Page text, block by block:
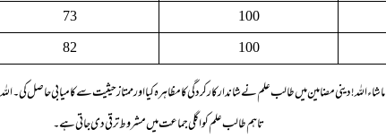
100
73
100
82
ماشاء اللہ !دینی مضامین میں طالب علم نے شاندار کارکردگی کا مظاہرہ کیا اور ممتاز حیثیت سے کامیابی حاصل کی
تاہم طا لب علم کو اگلی جماعت میں مشروط ترقی دی جاتی ہے ۔